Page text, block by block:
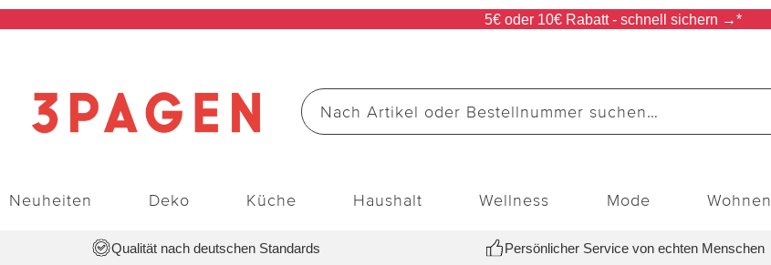
5€ oder 10€ Rabatt - schnell sichern →*
Neuheiten Deko Küche Haushalt Wellness Mode Wohnen
Qualität nach deutschen Standards Persönlicher Service von echten Menschen